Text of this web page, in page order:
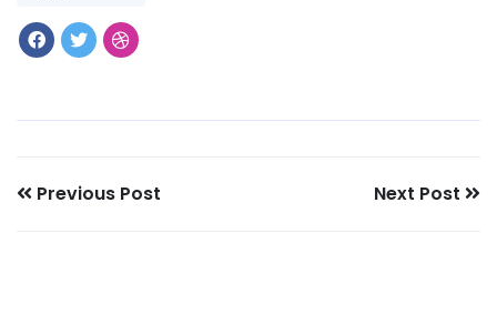
Previous Post Next Post